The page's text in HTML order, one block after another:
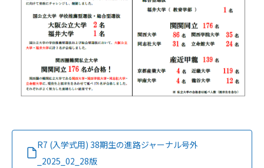
R7 (入学式用) 38期生の進路ジャーナル号外
_2025_02_28版